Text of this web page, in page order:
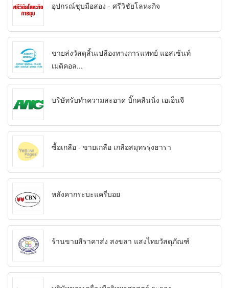
อุปกรณ์ชุบมือสอง - ศรีวิชัยโลหะกิจ
ขายส่งวัสดุสิ้นเปลืองทางการแพทย์ แอสเซ้นท์
เมดิคอล...
บริษัทรับทำความสะอาด บิ๊กคลีนนิ่ง เอเอ็นจี
ซื้อเกลือ - ขายเกลือ เกลือสมุทรรุ่งธารา
หลังคากระบะแครี่บอย
ร้านขายสีราคาส่ง สงขลา แสงไทยวัสดุภัณฑ์